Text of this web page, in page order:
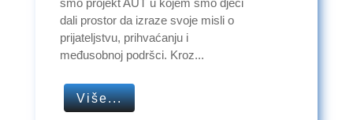
dali prostor da izraze svoje misli o
prijateljstvu, prihvaćanju i
međusobnoj podršci. Kroz...
Više...